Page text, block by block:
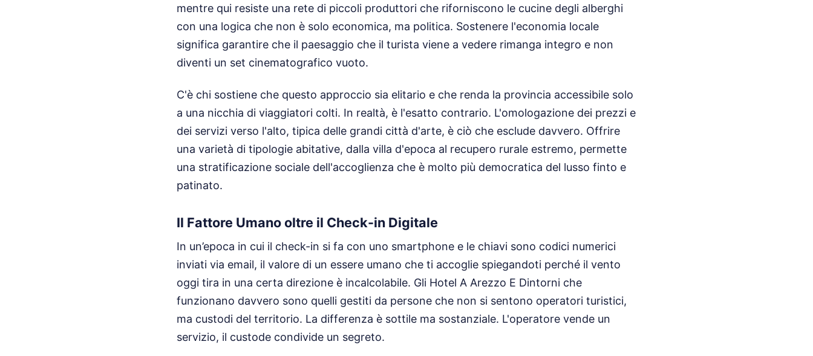
mentre qui resiste una rete di piccoli produttori che riforniscono le cucine degli alberghi
con una logica che non è solo economica, ma politica. Sostenere l'economia locale
significa garantire che il paesaggio che il turista viene a vedere rimanga integro e non
diventi un set cinematografico vuoto.
C'è chi sostiene che questo approccio sia elitario e che renda la provincia accessibile solo
a una nicchia di viaggiatori colti. In realtà, è l'esatto contrario. L'omologazione dei prezzi e
dei servizi verso l'alto, tipica delle grandi città d'arte, è ciò che esclude davvero. Offrire
una varietà di tipologie abitative, dalla villa d'epoca al recupero rurale estremo, permette
una stratificazione sociale dell'accoglienza che è molto più democratica del lusso finto e
patinato.
Il Fattore Umano oltre il Check-in Digitale
In un’epoca in cui il check-in si fa con uno smartphone e le chiavi sono codici numerici
inviati via email, il valore di un essere umano che ti accoglie spiegandoti perché il vento
oggi tira in una certa direzione è incalcolabile. Gli Hotel A Arezzo E Dintorni che
funzionano davvero sono quelli gestiti da persone che non si sentono operatori turistici,
ma custodi del territorio. La differenza è sottile ma sostanziale. L'operatore vende un
servizio, il custode condivide un segreto.